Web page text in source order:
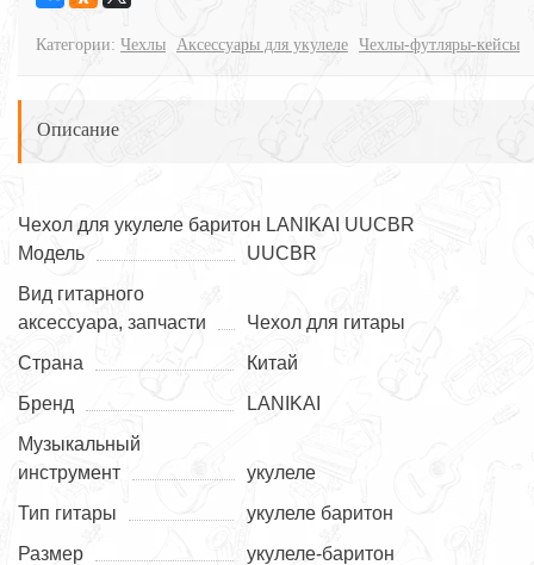
Категории: Чехлы Аксессуары для укулеле Чехлы-футляры-кейсы
Описание
Чехол для укулеле баритон LANIKAI UUCBR
Модель
UUCBR
Вид гитарного
аксессуара, запчасти
Чехол для гитары
Страна
Китай
Бренд
LANIKAI
Музыкальный
инструмент
укулеле
Тип гитары
укулеле баритон
Размер
укулеле-баритон